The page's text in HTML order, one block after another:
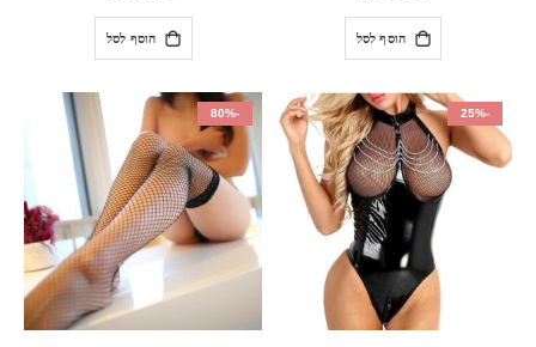
הוסף לסל הוסף לסל
-25%
-80%